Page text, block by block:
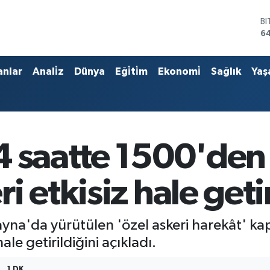
Anali̇z Dünya Eği̇ti̇m Ekonomi̇ Sağlık
saatte
etkisiz hale
yürütülen 'özel askeri harekât'
getirildiğini açıkladı.